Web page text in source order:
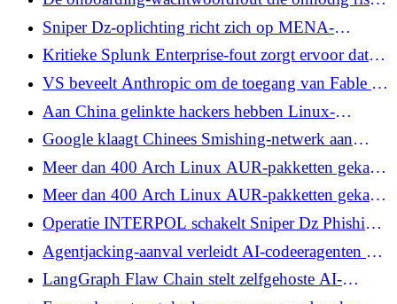
met zich meebrengt
Sniper Dz-oplichting richt zich op MENA-
gebruikers via valse Facebook-aanbiedingen en
browserwaarschuwingen
Kritieke Splunk Enterprise-fout zorgt ervoor dat
aanvallers code kunnen uitvoeren zonder
authenticatie
VS beveelt Anthropic om de toegang van Fable 5
en Mythos 5 voor buitenlanders op te schorten
Aan China gelinkte hackers hebben Linux-
inlogsoftware bijna tien jaar verborgen gehouden
Google klaagt Chinees Smishing-netwerk aan
wegens gebruik van Gemini AI bij phishing
Meer dan 400 Arch Linux AUR-pakketten gekaapt
om Infostealer en eBPF Rootkit te implementeren
Meer dan 400 Arch Linux AUR-pakketten gekaapt
om Infostealer en eBPF Rootkit te implementeren
Operatie INTERPOL schakelt Sniper Dz Phishing-
platform uit en arresteert beheerder
Agentjacking-aanval verleidt AI-codeeragenten om
schadelijke code uit te voeren
LangGraph Flaw Chain stelt zelfgehoste AI-
agenten bloot aan uitvoering van code op afstand